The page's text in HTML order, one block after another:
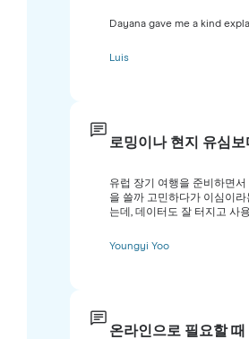
Dayana gave me a kind
Luis
로밍이나 현지 유심
유럽 장기 여행을 준비하면
을 쓸까 고민하다가 이심이
는데, 데이터도 잘 터지고 사
Youngyi Yoo
온라인으로 필요할